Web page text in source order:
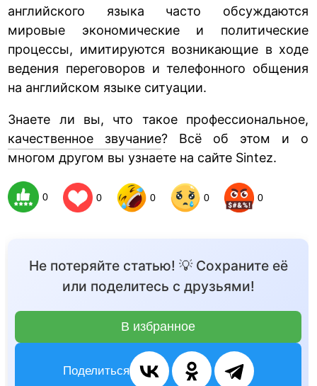
английского языка часто обсуждаются
мировые экономические и политические
процессы, имитируются возникающие в ходе
ведения переговоров и телефонного общения
на английском языке ситуации.
Знаете ли вы, что такое профессиональное,
качественное звучание? Всё об этом и о
многом другом вы узнаете на сайте Sintez.
0 0 0 0 0
Не потеряйте статью! 💡 Сохраните её
или поделитесь с друзьями!
В избранное
Поделиться